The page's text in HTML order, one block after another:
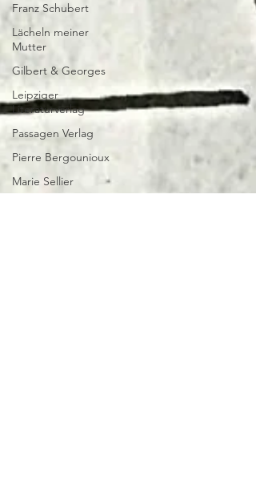
Franz Schubert
Lächeln meiner
Mutter
Gilbert & Georges
Leipziger
Literaturverlag
Passagen Verlag
Pierre Bergounioux
Marie Sellier